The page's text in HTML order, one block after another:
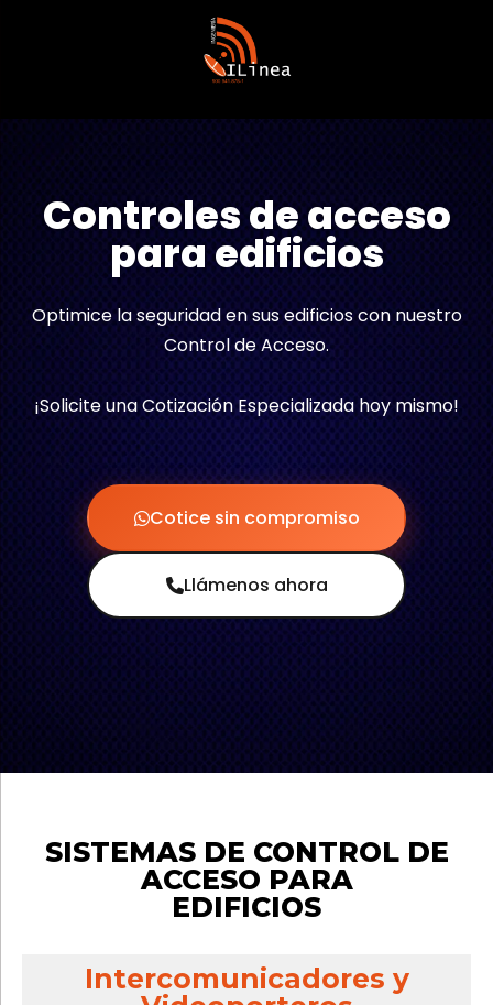
Controles de acceso
para edificios
Optimice la seguridad en sus edificios con nuestro
Control de Acceso.
¡Solicite una Cotización Especializada hoy mismo!
Cotice sin compromiso
Llámenos ahora
SISTEMAS DE CONTROL DE
ACCESO PARA
EDIFICIOS
Intercomunicadores y